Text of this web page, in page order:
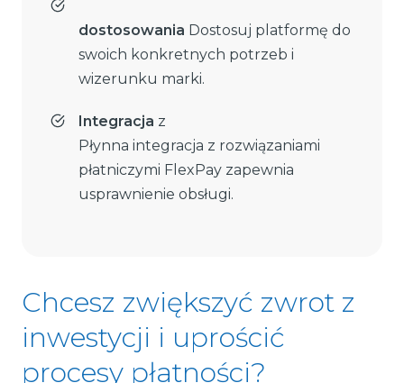
dostosowania Dostosuj platformę do
swoich konkretnych potrzeb i
wizerunku marki.
Integracja z
Płynna integracja z rozwiązaniami
płatniczymi FlexPay zapewnia
usprawnienie obsługi.
Chcesz zwiększyć zwrot z
inwestycji i uprościć
procesy płatności?